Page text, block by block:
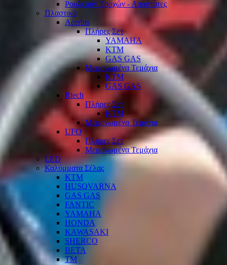
Ρουλεμάν Τροχών - Αποστάτες
Πλαστικά
Acerbis
Πλήρες Σετ
YAMAHA
KTM
GAS GAS
Μεμονωμένα Τεμάχια
KTM
GAS GAS
Rtech
Πλήρες Σετ
KTM
Μεμονωμένα Τεμάχια
UFO
Πλήρες Σετ
Μεμονωμένα Τεμάχια
LED
Καλύμματα Σέλας
KTM
HUSQVARNA
GAS GAS
FANTIC
YAMAHA
HONDA
KAWASAKI
SHERCO
BETA
TM